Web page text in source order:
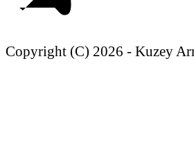
Copyright (C) 2026 - Kuzey